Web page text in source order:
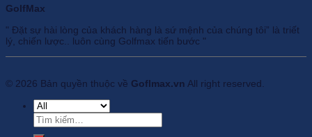
GolfMax
" Đặt sự hài lòng của khách hàng là sứ mệnh của chúng tôi” là triết
lý, chiến lược.. luôn cùng Golfmax tiến bước "
© 2026 Bản quyền thuộc về Goflmax.vn All right reserved.
Tìm
kiếm: